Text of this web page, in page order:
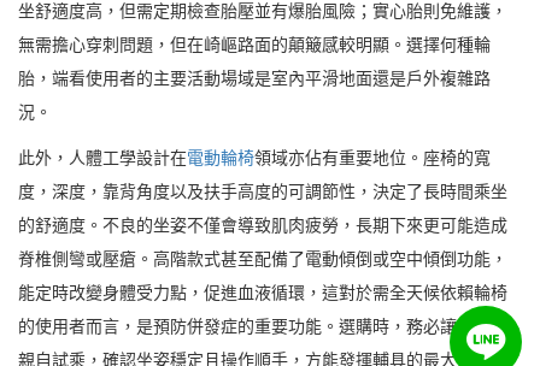
坐舒適度高，但需定期檢查胎壓並有爆胎風險；實心胎則免維護，
無需擔心穿刺問題，但在崎嶇路面的顛簸感較明顯。選擇何種輪
胎，端看使用者的主要活動場域是室內平滑地面還是戶外複雜路
況。
此外，人體工學設計在電動輪椅領域亦佔有重要地位。座椅的寬
度，深度，靠背角度以及扶手高度的可調節性，決定了長時間乘坐
的舒適度。不良的坐姿不僅會導致肌肉疲勞，長期下來更可能造成
脊椎側彎或壓瘡。高階款式甚至配備了電動傾倒或空中傾倒功能，
能定時改變身體受力點，促進血液循環，這對於需全天候依賴輪椅
的使用者而言，是預防併發症的重要功能。選購時，務必讓使用者
親自試乘，確認坐姿穩定且操作順手，方能發揮輔具的最大效益。